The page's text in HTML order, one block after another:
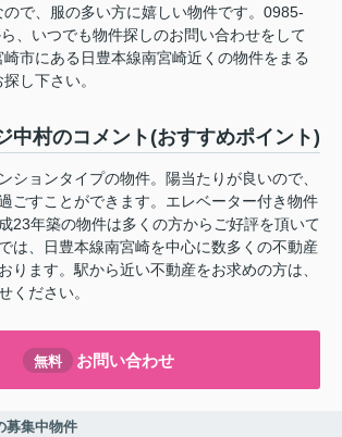
ので、服の多い方に嬉しい物件です。0985-
、いつでも物件探しのお問い合わせをして
市にある日豊本線南宮崎近くの物件をまる
し下さい。
中村のコメント(おすすめポイント)
ションタイプの物件。陽当たりが良いので、
ごすことができます。エレベーター付き物件
23年築の物件は多くの方からご好評を頂いて
は、日豊本線南宮崎を中心に数多くの不動産
ります。駅から近い不動産をお求めの方は、
ください。
無料 お問い合わせ
募集中物件